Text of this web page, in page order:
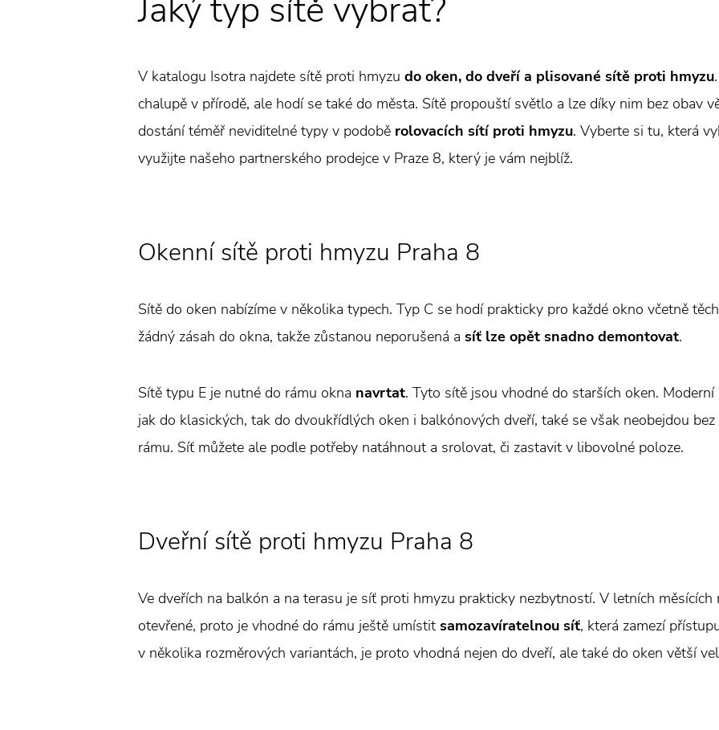
Jaký typ sítě vybrat?
V katalogu Isotra najdete sítě proti hmyzu do oken, do dveří a plisované sítě proti hmyzu
chalupě v přírodě, ale hodí se také do města. Sítě propouští světlo a lze díky nim bez obav
dostání téměř neviditelné typy v podobě rolovacích sítí proti hmyzu. Vyberte si tu, která
využijte našeho partnerského prodejce v Praze 8, který je vám nejblíž.
Okenní sítě proti hmyzu Praha 8
Sítě do oken nabízíme v několika typech. Typ C se hodí prakticky pro každé okno včetně
žádný zásah do okna, takže zůstanou neporušená a síť lze opět snadno demontovat.
Sítě typu E je nutné do rámu okna navrtat. Tyto sítě jsou vhodné do starších oken.
jak do klasických, tak do dvoukřídlých oken i balkónových dveří, také se však neobejdou
rámu. Síť můžete ale podle potřeby natáhnout a srolovat, či zastavit v libovolné poloze.
Dveřní sítě proti hmyzu Praha 8
Ve dveřích na balkón a na terasu je síť proti hmyzu prakticky nezbytností. V letních měsících
otevřené, proto je vhodné do rámu ještě umístit samozavíratelnou síť, která zamezí
v několika rozměrových variantách, je proto vhodná nejen do dveří, ale také do oken větší